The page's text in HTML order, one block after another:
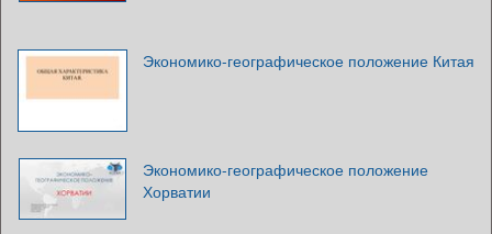
Экономико-географическое положение Китая
Экономико-географическое положение
Хорватии